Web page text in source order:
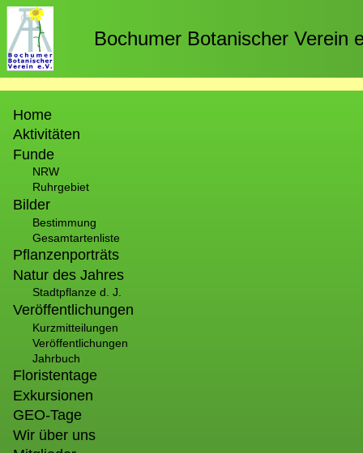
Direkt
zum
Inhalt
Bochumer Botanischer Verein
Home
Aktivitäten
Funde
NRW
Ruhrgebiet
Bilder
Bestimmung
Gesamtartenliste
Pflanzenporträts
Natur des Jahres
Stadtpflanze d. J.
Veröffentlichungen
Kurzmitteilungen
Veröffentlichungen
Jahrbuch
Floristentage
Exkursionen
GEO-Tage
Wir über uns